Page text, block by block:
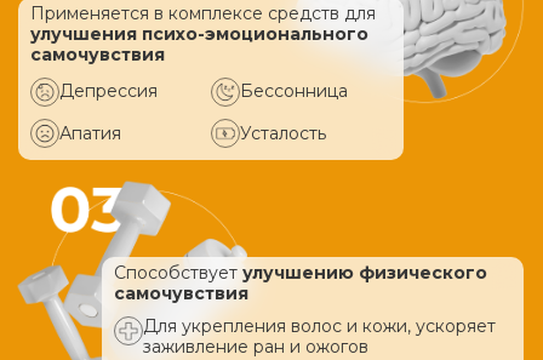
Применяется в комплексе средств для
улучшения психо-эмоционального
самочувствия
Депрессия
Бессонница
Апатия
Усталость
Способствует улучшению физического
самочувствия
Для укрепления волос и кожи, ускоряет
заживление ран и ожогов